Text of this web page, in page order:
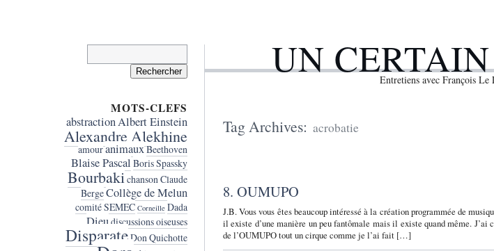
UN Entretiens avec François
Tag Archives: acrobatie
8. OUMUPO
J.B. Vous vous êtes beaucoup intéressé à la création programmée de
il existe d’une manière un peu fantômale mais il existe quand même.
de l’OUMUPO tout un cirque comme je l’ai fait […]
MOTS-CLEFS
abstractionAlbert Einstein
Alexandre Alekhine
amouranimauxBeethoven
Blaise Pascal Boris Spassky
BourbakichansonClaude
BergeCollège de Melun
comité SEMEC Corneille Dada
Dieu discussions oiseuses
DisparateDon Quichotte